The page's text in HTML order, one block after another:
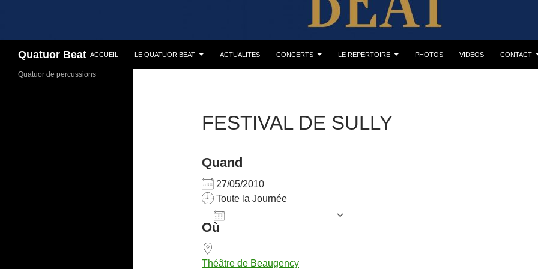
Quatuor Beat ACCUEIL LE QUATUOR BEAT ACTUALITES CONCERTS LE REPERTOIRE PHOTOS VIDEOS CONTACT
FESTIVAL DE SULLY
Quand
27/05/2010
Toute la Journée
Où
Théâtre de Beaugency
Quatuor de percussions